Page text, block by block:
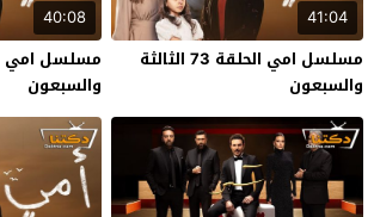
41:04
مسلسل امي الحلقة 73 الثالثة
والسبعون
40:08
والسبعون